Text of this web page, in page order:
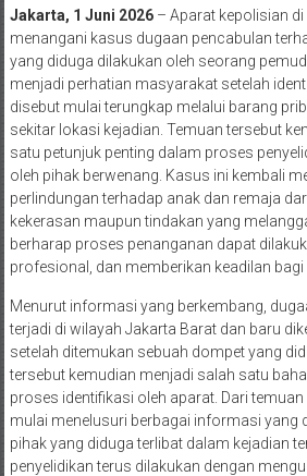
Jakarta, 1 Juni 2026– Aparat kepolisian di
menangani kasus dugaan pencabulan
yang diduga dilakukan oleh seorang
menjadi perhatian masyarakat setelah
disebut mulai terungkap melalui barang
sekitar lokasi kejadian. Temuan tersebut
satu petunjuk penting dalam proses
oleh pihak berwenang. Kasus ini kembali
perlindungan terhadap anak dan remaja
kekerasan maupun tindakan yang
berharap proses penanganan dapat
profesional, dan memberikan keadilan bagi
Menurut informasi yang berkembang,
terjadi di wilayah Jakarta Barat dan baru
setelah ditemukan sebuah dompet yang
tersebut kemudian menjadi salah satu
proses identifikasi oleh aparat. Dari
mulai menelusuri berbagai informasi yang
pihak yang diduga terlibat dalam kejadian
penyelidikan terus dilakukan dengan